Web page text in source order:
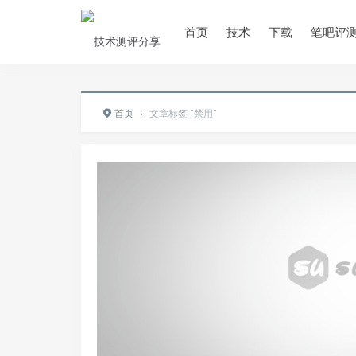
首页 技术 下载 笔吧评
首页 › 文章标签 "禁用"